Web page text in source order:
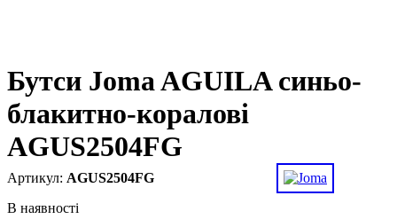
Бутси Joma AGUILA синьо-
блакитно-коралові
AGUS2504FG
AGUS2504FG
В наявності